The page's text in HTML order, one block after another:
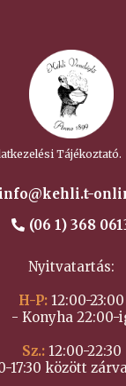
Tájékoztató.
info@kehli.t-
(06 1) 368
Nyitvatartás:
H-P: 12:00-23:00
- Konyha 22:00-
Sz.:12:00-22:30
17:30 között